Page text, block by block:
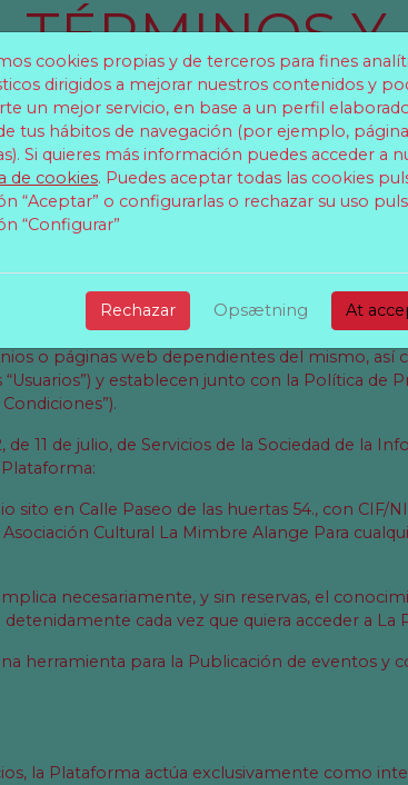
TÉRMINOS Y
La
Tercera
2026
y el acceso de la web, alojada bajo el
o páginas web dependientes del mismo,
y establecen junto con la Política de
11 de julio, de Servicios de la Sociedad de la
en Calle Paseo de las huertas 54., con CIF/
Cultural La Mimbre Alange Para
necesariamente, y sin reservas, el
cada vez que quiera acceder a La
herramienta para la Publicación de eventos y
la Plataforma actúa exclusivamente como
cookies propias y de terceros para fines
dirigidos a mejorar nuestros contenidos y
un mejor servicio, en base a un perfil
tus hábitos de navegación (por ejemplo,
Si quieres más información puedes acceder a
de cookies. Puedes aceptar todas las cookies
“Aceptar” o configurarlas o rechazar su uso
“Configurar”
Rechazar Opsætning At